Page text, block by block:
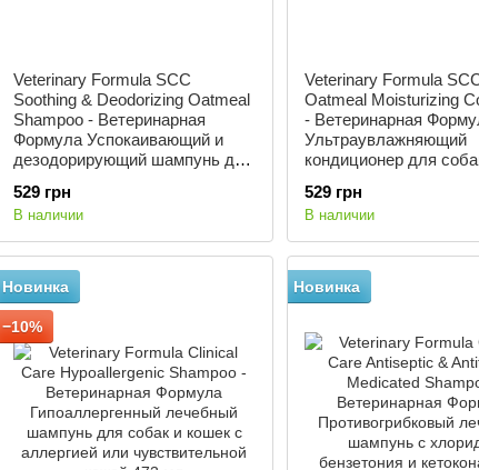
Veterinary Formula SCC
Soothing & Deodorizing Oatmeal
Shampoo - Ветеринарная
Формула Успокаивающий и
дезодорирующий шампунь для
529 грн
В наличии
Veterinary Formula
Oatmeal Moisturizing
- Ветеринарная
Ультраувлажняющий
кондиционер для
529 грн
В наличии
Новинка
−10%
Новинка